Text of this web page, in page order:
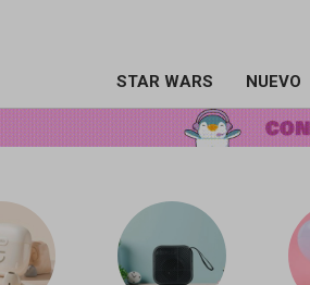
STAR WARS NUEVO